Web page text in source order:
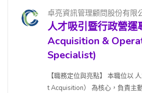
卓亮資訊管理顧問股份有限
人才吸引暨行政營
Acquisition &
Specialist)
【職務定位與亮點】 本職位以
t Acquisition） 為核心，負責主